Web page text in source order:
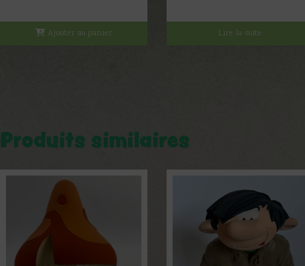
Ajouter au panier Lire la suite
Produits similaires